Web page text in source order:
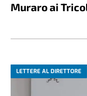
Muraro ai
LETTERE AL DIRETTORE